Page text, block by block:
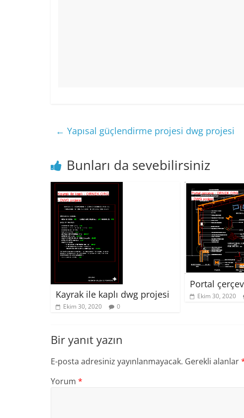
← Yapısal güçlendirme projesi dwg projesi
Bunları da sevebilirsiniz
Kayrak ile kaplı dwg projesi
Ekim 30, 2020 0
Portal
Ekim 30, 2020
Bir yanıt yazın
E-posta adresiniz yayınlanmayacak. Gerekli alanlar
Yorum *